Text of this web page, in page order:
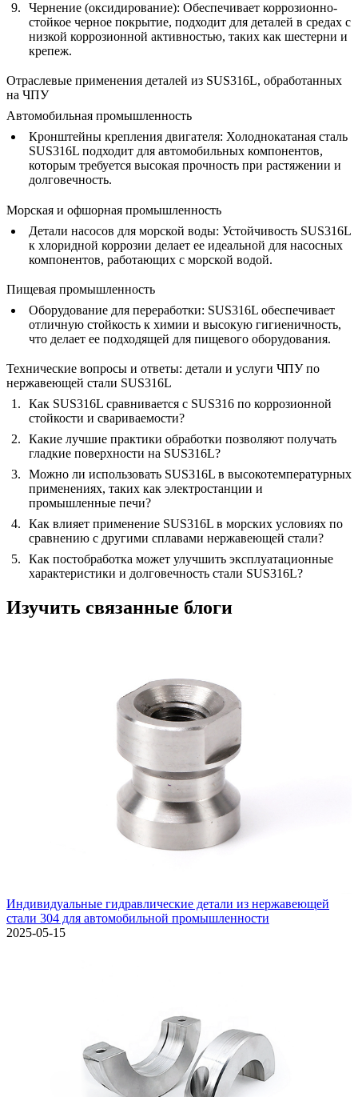
Чернение (оксидирование): Обеспечивает коррозионно-
стойкое черное покрытие, подходит для деталей в средах с
низкой коррозионной активностью, таких как шестерни и
крепеж.
Отраслевые применения деталей из SUS316L, обработанных
на ЧПУ
Автомобильная промышленность
Кронштейны крепления двигателя: Холоднокатаная сталь
SUS316L подходит для автомобильных компонентов,
которым требуется высокая прочность при растяжении и
долговечность.
Морская и офшорная промышленность
Детали насосов для морской воды: Устойчивость SUS316L
к хлоридной коррозии делает ее идеальной для насосных
компонентов, работающих с морской водой.
Пищевая промышленность
Оборудование для переработки: SUS316L обеспечивает
отличную стойкость к химии и высокую гигиеничность,
что делает ее подходящей для пищевого оборудования.
Технические вопросы и ответы: детали и услуги ЧПУ по
нержавеющей стали SUS316L
Как SUS316L сравнивается с SUS316 по коррозионной
стойкости и свариваемости?
Какие лучшие практики обработки позволяют получать
гладкие поверхности на SUS316L?
Можно ли использовать SUS316L в высокотемпературных
применениях, таких как электростанции и
промышленные печи?
Как влияет применение SUS316L в морских условиях по
сравнению с другими сплавами нержавеющей стали?
Как постобработка может улучшить эксплуатационные
характеристики и долговечность стали SUS316L?
Изучить связанные блоги
Индивидуальные гидравлические детали из нержавеющей
стали 304 для автомобильной промышленности
2025-05-15